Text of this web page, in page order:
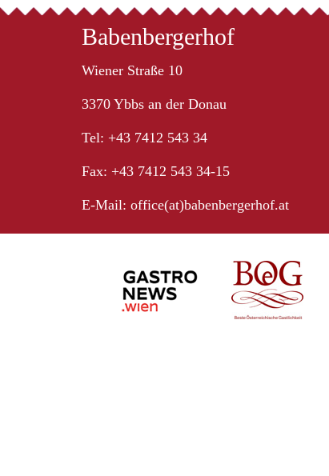
Babenbergerhof
Wiener Straße 10
3370 Ybbs an der Donau
Tel: +43 7412 543 34
Fax: +43 7412 543 34-15
E-Mail: office(at)babenbergerhof.at